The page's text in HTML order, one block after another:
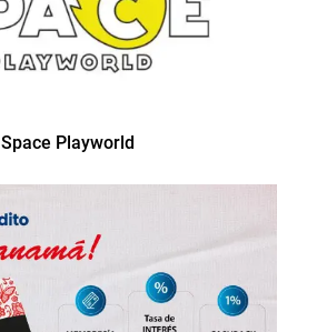
Space Playworld